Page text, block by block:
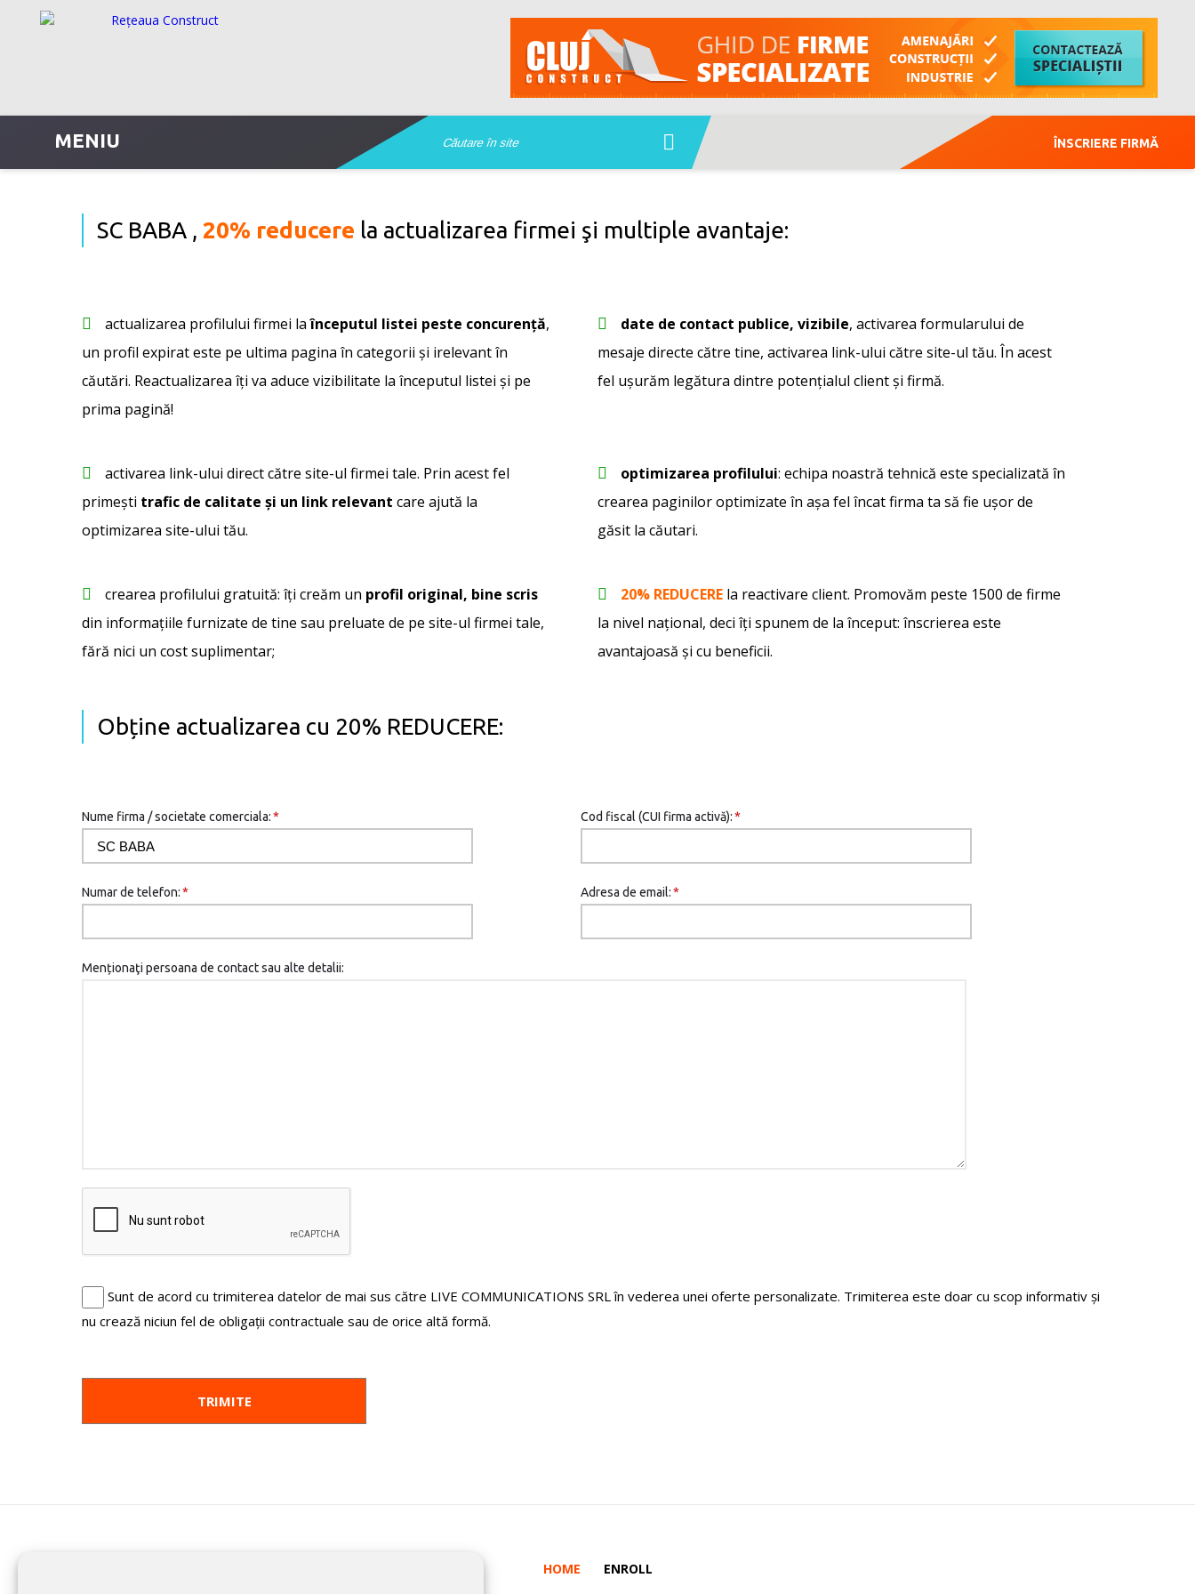
MENIU ÎNSCRIERE FIRMĂ
SC BABA , 20% reducere la actualizarea firmei şi multiple avantaje:
actualizarea profilului firmei laînceputul listei peste concurență,
un profil expirat este pe ultima pagina în categorii și irelevant în
căutări. Reactualizarea îți va aduce vizibilitate la începutul listei și pe
prima pagină!
date de contact publice, vizibile, activarea formularului de
mesaje directe către tine, activarea link-ului către site-ul tău. În acest
fel ușurăm legătura dintre potențialul client și firmă.
activarea link-ului direct către site-ul firmei tale. Prin acest fel
primești trafic de calitate și un link relevant care ajută la
optimizarea site-ului tău.
optimizarea profilului: echipa noastră tehnică este specializată în
crearea paginilor optimizate în așa fel încat firma ta să fie ușor de
găsit la căutari.
crearea profilului gratuită: îți creăm un profil original, bine scris
din informațiile furnizate de tine sau preluate de pe site-ul firmei tale,
fără nici un cost suplimentar;
20% REDUCERE la reactivare client. Promovăm peste 1500 de firme
la nivel național, deci îţi spunem de la început: înscrierea este
avantajoasă şi cu beneficii.
Obține actualizarea cu 20% REDUCERE:
Nume firma / societate comerciala:* Cod fiscal (CUI firma activă):*
Numar de telefon:* Adresa de email:*
Menționaţi persoana de contact sau alte detalii:
Sunt de acord cu trimiterea datelor de mai sus către LIVE COMMUNICATIONS SRL în vederea unei oferte personalizate. Trimiterea este doar cu scop informativ și
nu crează niciun fel de obligații contractuale sau de orice altă formă.
HOME ENROLL